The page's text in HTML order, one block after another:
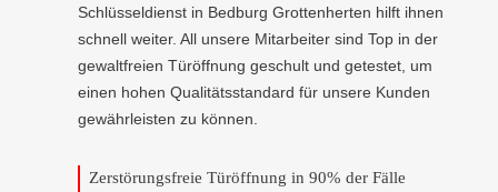
Schlüsseldienst in Bedburg Grottenherten hilft ihnen
schnell weiter. All unsere Mitarbeiter sind Top in der
gewaltfreien Türöffnung geschult und getestet, um
einen hohen Qualitätsstandard für unsere Kunden
gewährleisten zu können.
Zerstörungsfreie Türöffnung in 90% der Fälle